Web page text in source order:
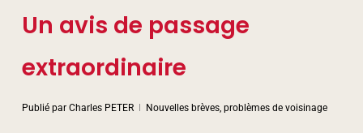
Un avis de passage
extraordinaire
Publié par Charles PETER Nouvelles brèves, problèmes de voisinage